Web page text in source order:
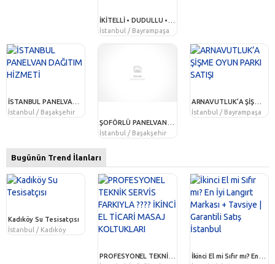
İstanbul / Bayrampaşa
İstanbul / Başakşehir
İstanbul / Başakşehir
İstanbul / Bayrampaşa
Bugünün Trend İlanları
Kadıköy Su Tesisatçısı
İstanbul / Kadıköy